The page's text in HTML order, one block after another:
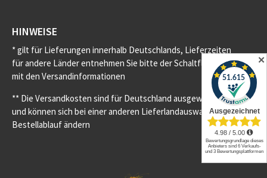
HINWEISE
* gilt für Lieferungen innerhalb Deutschlands, Lieferzeiten
für andere Länder entnehmen Sie bitte der Schaltfläche
mit den Versandinformationen
** Die Versandkosten sind für Deutschland ausgewiesen
und können sich bei einer anderen Lieferlandauswahl im
Bestellablauf ändern
✕